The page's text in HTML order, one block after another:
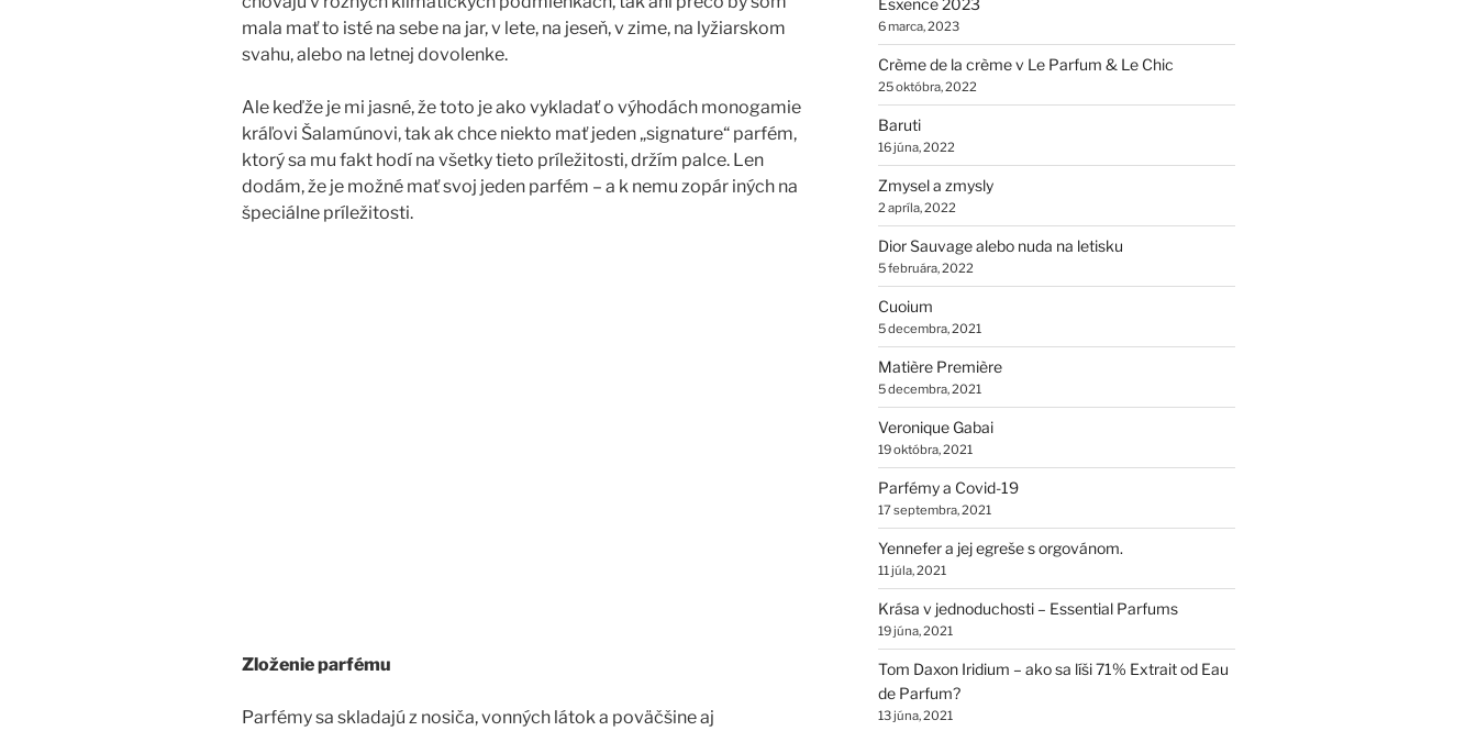
mala mať to isté na sebe na jar, v lete, na jeseň, v zime, na lyžiarskom
svahu, alebo na letnej dovolenke.
Ale keďže je mi jasné, že toto je ako vykladať o výhodách monogamie
kráľovi Šalamúnovi, tak ak chce niekto mať jeden „signature“ parfém,
ktorý sa mu fakt hodí na všetky tieto príležitosti, držím palce. Len
dodám, že je možné mať svoj jeden parfém – a k nemu zopár iných na
špeciálne príležitosti.
Zloženie parfému
Parfémy sa skladajú z nosiča, vonných látok a poväčšine aj
Esxence 2023
6 marca, 2023
Crème de la crème v Le Parfum & Le Chic
25 októbra, 2022
Baruti
16 júna, 2022
Zmysel a zmysly
2 apríla, 2022
Dior Sauvage alebo nuda na letisku
5 februára, 2022
Cuoium
5 decembra, 2021
Matière Première
5 decembra, 2021
Veronique Gabai
19 októbra, 2021
Parfémy a Covid-19
17 septembra, 2021
Yennefer a jej egreše s orgovánom.
11 júla, 2021
Krása v jednoduchosti – Essential Parfums
19 júna, 2021
Tom Daxon Iridium – ako sa líši 71% Extrait od Eau
de Parfum?
13 júna, 2021